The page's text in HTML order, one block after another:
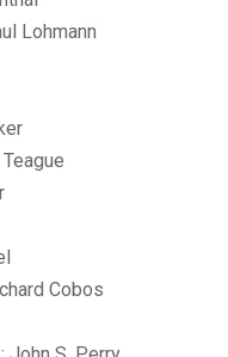
Lohmann
Cobos